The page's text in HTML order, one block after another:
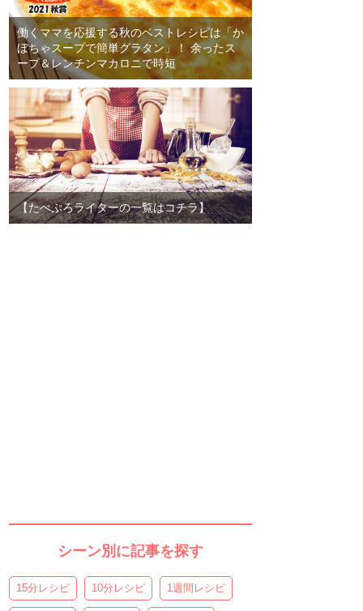
働くママを応援する秋のベストレシピは「か
ぼちゃスープで簡単グラタン」！ 余ったス
ープ＆レンチンマカロニで時短
【たべぷろライターの一覧はコチラ】
シーン別に記事を探す
15分レシピ 10分レシピ 1週間レシピ